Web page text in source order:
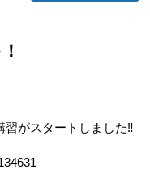
習がスタートしました‼